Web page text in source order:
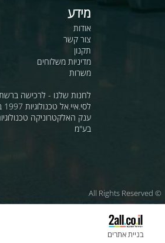
מידע
אודות
תקנון
מדיניות משלוחים
משרות